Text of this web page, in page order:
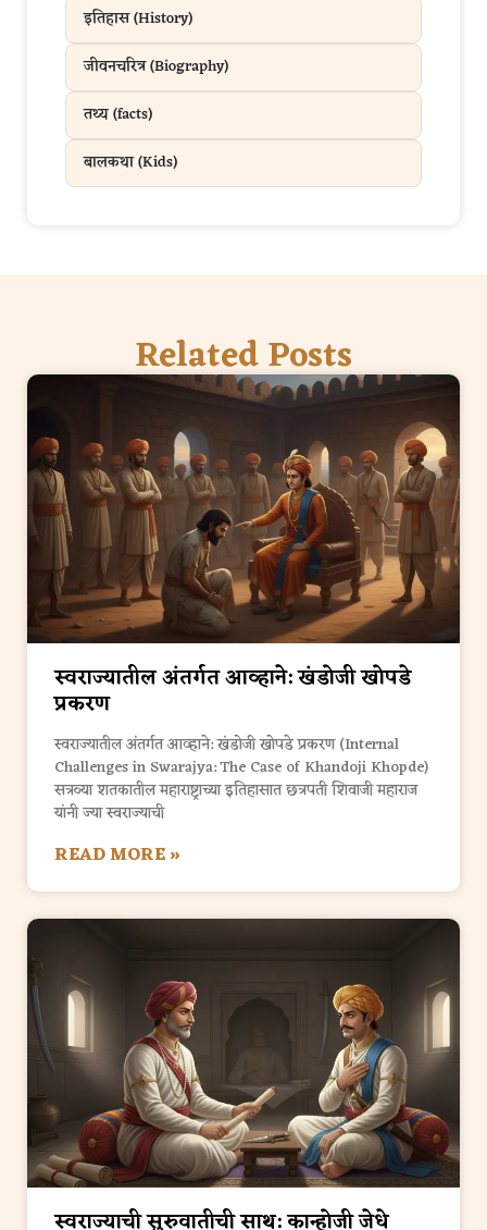
इतिहास (History)
जीवनचरित्र (Biography)
तथ्य (facts)
बालकथा (Kids)
Related Posts
स्वराज्यातील अंतर्गत आव्हाने: खंडोजी खोपडे
प्रकरण
स्वराज्यातील अंतर्गत आव्हाने: खंडोजी खोपडे प्रकरण (Internal
Challenges in Swarajya: The Case of Khandoji Khopde)
सत्रव्या शतकातील महाराष्ट्राच्या इतिहासात छत्रपती शिवाजी महाराज
यांनी ज्या स्वराज्याची
READ MORE »
स्वराज्याची सुरुवातीची साथ: कान्होजी जेधे